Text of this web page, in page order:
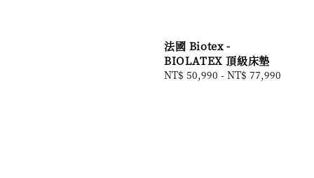
法國 Biotex -
BIOLATEX 頂級床墊
Regular
NT$ 50,990 - NT$ 77,990